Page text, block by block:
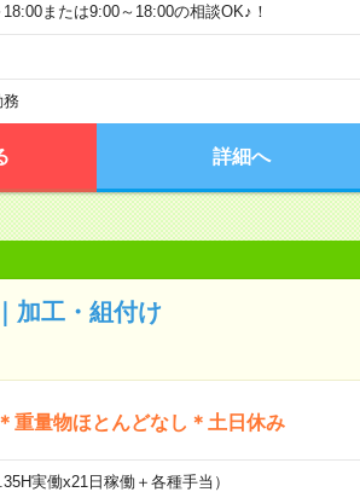
または9:00～18:00の相談OK♪！
務
詳細へ
加工・組付け
重量物ほとんどなし＊土日休み
実働x21日稼働＋各種手当）